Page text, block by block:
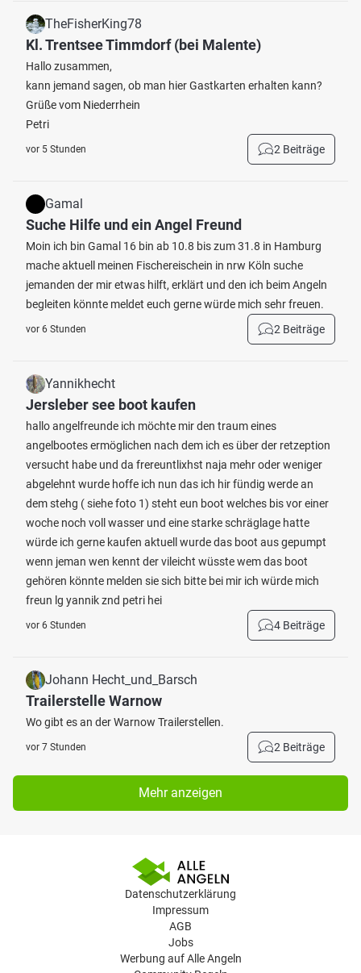
TheFisherKing78
Kl. Trentsee Timmdorf (bei Malente)
Hallo zusammen,
kann jemand sagen, ob man hier Gastkarten erhalten kann?
Grüße vom Niederrhein
Petri
vor 5 Stunden 2 Beiträge
Gamal
Suche Hilfe und ein Angel Freund
Moin ich bin Gamal 16 bin ab 10.8 bis zum 31.8 in Hamburg
mache aktuell meinen Fischereischein in nrw Köln suche
jemanden der mir etwas hilft, erklärt und den ich beim Angeln
begleiten könnte meldet euch gerne würde mich sehr freuen.
vor 6 Stunden 2 Beiträge
Yannikhecht
Jersleber see boot kaufen
hallo angelfreunde ich möchte mir den traum eines
angelbootes ermöglichen nach dem ich es über der retzeption
versucht habe und da frereuntlixhst naja mehr oder weniger
abgelehnt wurde hoffe ich nun das ich hir fündig werde an
dem stehg ( siehe foto 1) steht eun boot welches bis vor einer
woche noch voll wasser und eine starke schräglage hatte
würde ich gerne kaufen aktuell wurde das boot aus gepumpt
wenn jeman wen kennt der vileicht wüsste wem das boot
gehören könnte melden sie sich bitte bei mir ich würde mich
freun lg yannik znd petri hei
vor 6 Stunden 4 Beiträge
Johann Hecht_und_Barsch
Trailerstelle Warnow
Wo gibt es an der Warnow Trailerstellen.
vor 7 Stunden 2 Beiträge
Mehr anzeigen
Datenschutzerklärung
Impressum
AGB
Jobs
Werbung auf Alle Angeln